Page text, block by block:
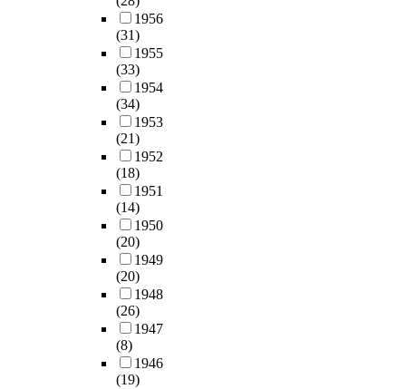
1956
(31)
1955
(33)
1954
(34)
1953
(21)
1952
(18)
1951
(14)
1950
(20)
1949
(20)
1948
(26)
1947
(8)
1946
(19)